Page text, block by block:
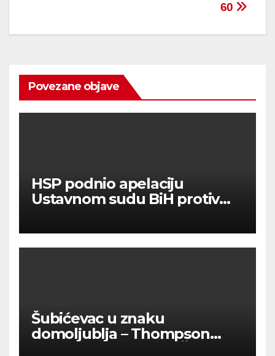
60
Povezane objave
HSP podnio apelaciju
Ustavnom sudu BiH protiv
Kovačevića
Šubićevac u znaku
domoljublja – Thompson